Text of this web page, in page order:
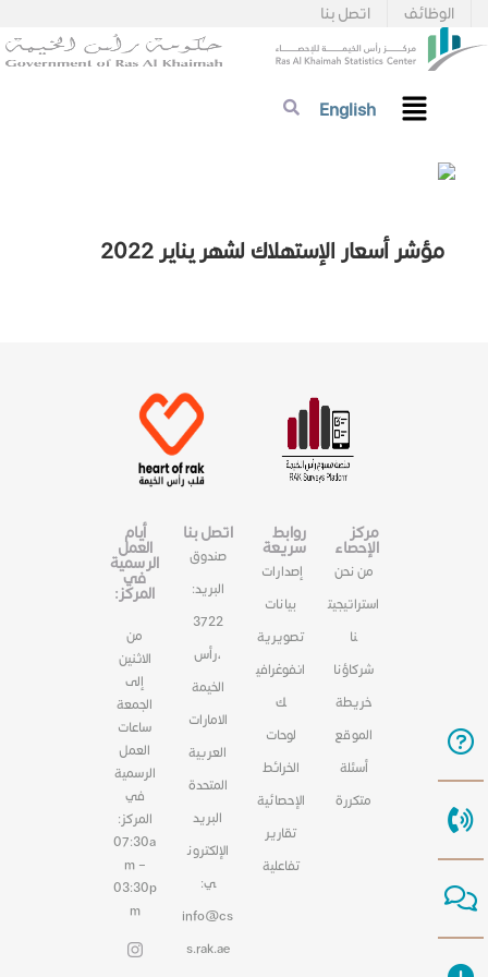
اتصل بنا الوظائف
English
مؤشر أسعار الإستهلاك لشهر يناير 2022
مركز
الإحصاء
من نحن
استراتيجيت
نا
شركاؤنا
خريطة
الموقع
أسئلة
متكررة
روابط
سريعة
إصدارات
بيانات
تصويرية
انفوغرافي
ك
لوحات
الخرائط
الإحصائية
تقارير
تفاعلية
اتصل بنا
صندوق
البريد:
3722
،رأس
الخيمة
الامارات
العربية
المتحدة
البريد
الإلكترون
ي:
info@cs
s.rak.ae
أيام
العمل
الرسمية
في
المركز:
من
الاثنين
إلى
الجمعة
ساعات
العمل
الرسمية
في
المركز:
07:30a
m –
03:30p
m